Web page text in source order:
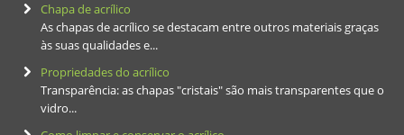
Chapa de acrílico
As chapas de acrílico se destacam entre outros materiais graças
às suas qualidades e...
Propriedades do acrílico
Transparência: as chapas "cristais" são mais transparentes que o
vidro...